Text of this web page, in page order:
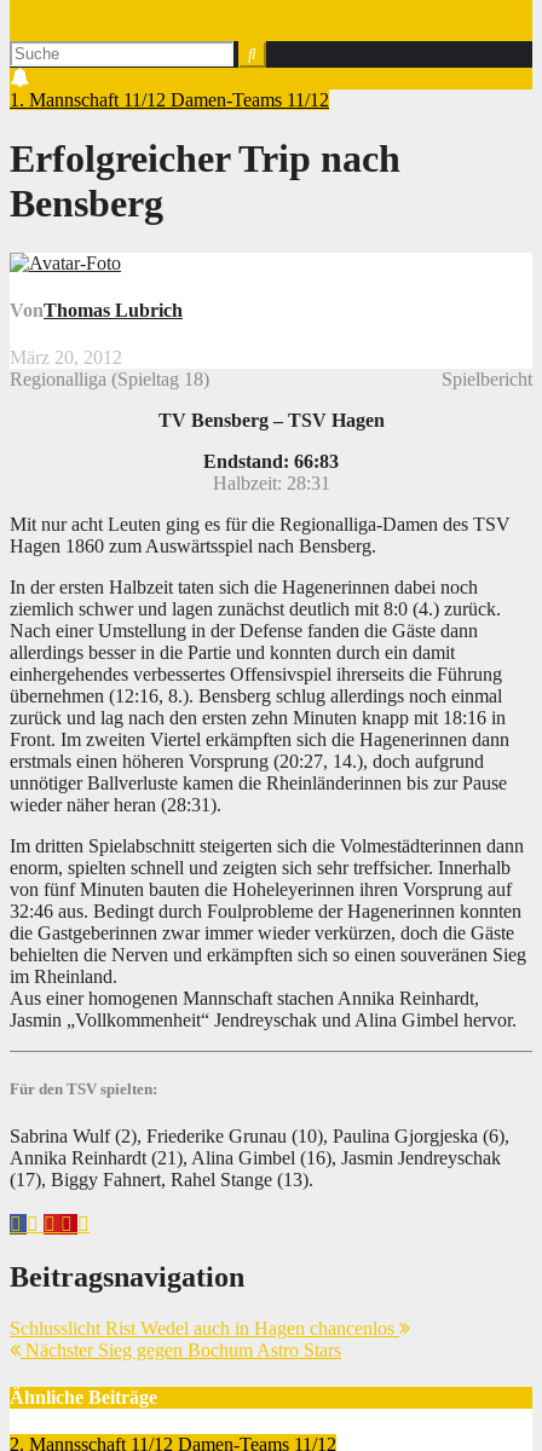
1. Mannschaft 11/12 Damen-Teams 11/12
Erfolgreicher Trip nach
Bensberg
VonThomas Lubrich
März 20, 2012
Regionalliga (Spieltag 18)
Spielbericht
TV Bensberg – TSV Hagen
Endstand: 66:83
Halbzeit: 28:31
Mit nur acht Leuten ging es für die Regionalliga-Damen des TSV
Hagen 1860 zum Auswärtsspiel nach Bensberg.
In der ersten Halbzeit taten sich die Hagenerinnen dabei noch
ziemlich schwer und lagen zunächst deutlich mit 8:0 (4.) zurück.
Nach einer Umstellung in der Defense fanden die Gäste dann
allerdings besser in die Partie und konnten durch ein damit
einhergehendes verbessertes Offensivspiel ihrerseits die Führung
übernehmen (12:16, 8.). Bensberg schlug allerdings noch einmal
zurück und lag nach den ersten zehn Minuten knapp mit 18:16 in
Front. Im zweiten Viertel erkämpften sich die Hagenerinnen dann
erstmals einen höheren Vorsprung (20:27, 14.), doch aufgrund
unnötiger Ballverluste kamen die Rheinländerinnen bis zur Pause
wieder näher heran (28:31).
Im dritten Spielabschnitt steigerten sich die Volmestädterinnen dann
enorm, spielten schnell und zeigten sich sehr treffsicher. Innerhalb
von fünf Minuten bauten die Hoheleyerinnen ihren Vorsprung auf
32:46 aus. Bedingt durch Foulprobleme der Hagenerinnen konnten
die Gastgeberinnen zwar immer wieder verkürzen, doch die Gäste
behielten die Nerven und erkämpften sich so einen souveränen Sieg
im Rheinland.
Aus einer homogenen Mannschaft stachen Annika Reinhardt,
Jasmin „Vollkommenheit“ Jendreyschak und Alina Gimbel hervor.
Für den TSV spielten:
Sabrina Wulf (2), Friederike Grunau (10), Paulina Gjorgjeska (6),
Annika Reinhardt (21), Alina Gimbel (16), Jasmin Jendreyschak
(17), Biggy Fahnert, Rahel Stange (13).
Beitragsnavigation
Schlusslicht Rist Wedel auch in Hagen chancenlos
Nächster Sieg gegen Bochum Astro Stars
Ähnliche Beiträge
2. Mannsschaft 11/12 Damen-Teams 11/12